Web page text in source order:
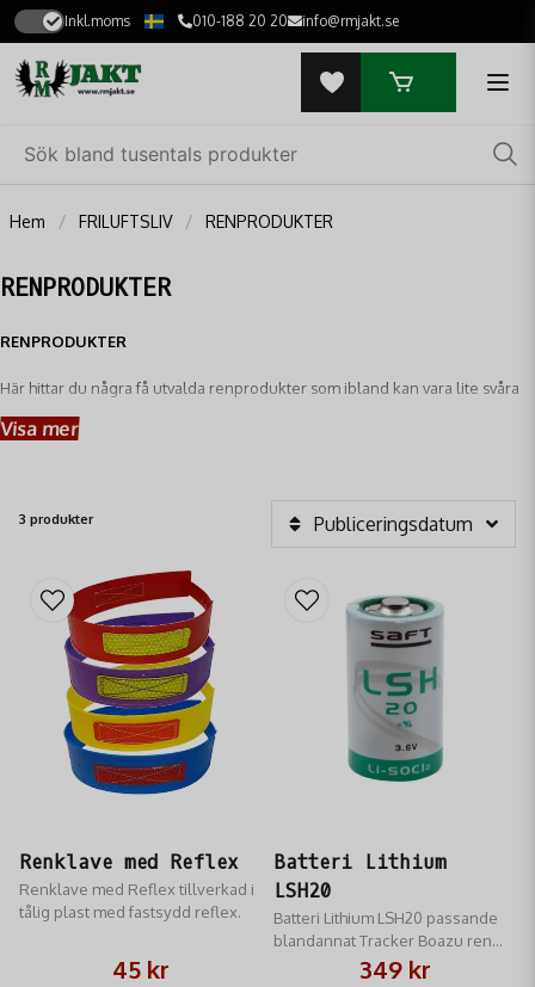
Inkl.moms 010-188 20 20 info@rmjakt.se
Hem FRILUFTSLIV RENPRODUKTER
RENPRODUKTER
RENPRODUKTER
Här hittar du några få utvalda renprodukter som ibland kan vara lite svåra
Visa mer
3 produkter Publiceringsdatum
Renklave med Reflex
Renklave med Reflex tillverkad i
tålig plast med fastsydd reflex.
45 kr
Batteri Lithium
LSH20
Batteri Lithium LSH20 passande
blandannat Tracker Boazu ren
gps enheterna.349 kr